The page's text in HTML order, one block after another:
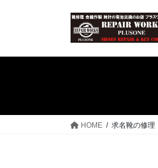
HOME 求名靴の修理